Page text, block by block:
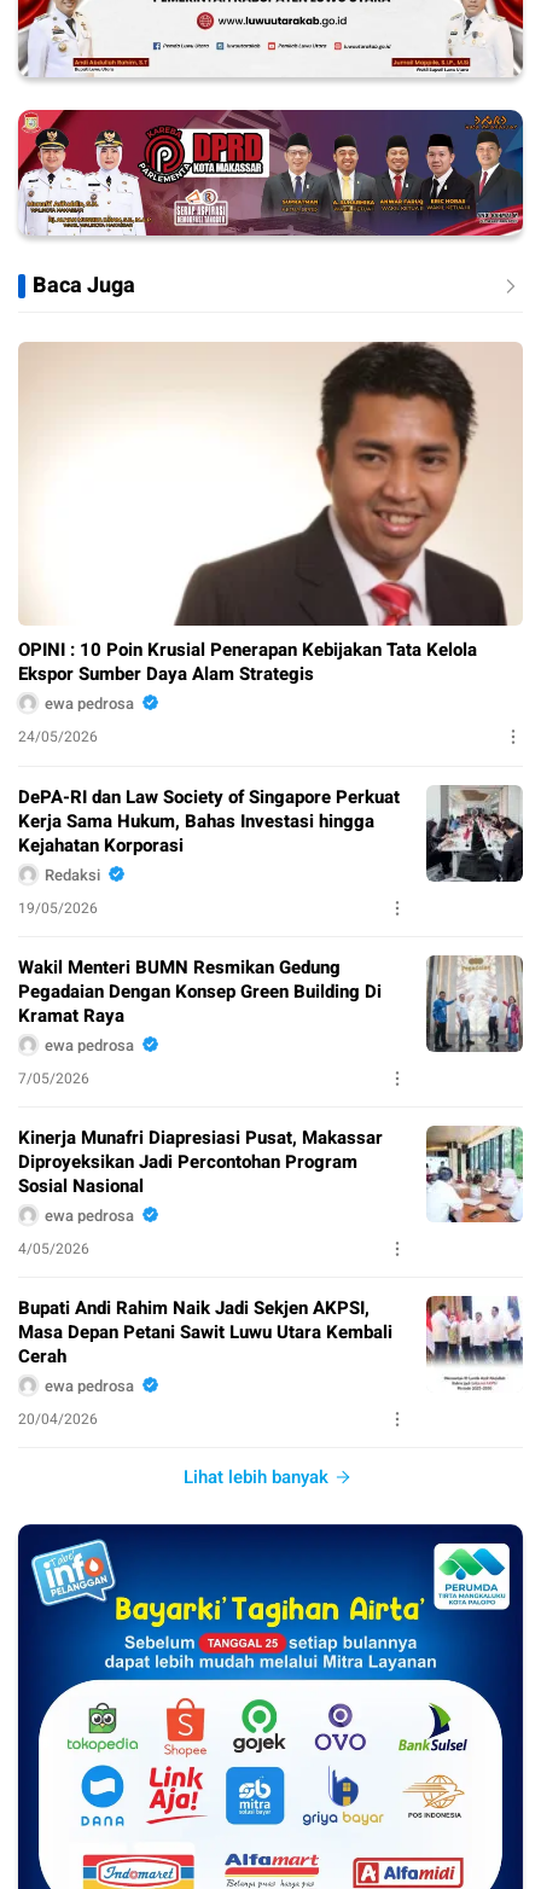
Baca Juga
OPINI : 10 Poin Krusial Penerapan Kebijakan Tata Kelola
Ekspor Sumber Daya Alam Strategis
ewa pedrosa
24/05/2026
DePA-RI dan Law Society of Singapore Perkuat
Kerja Sama Hukum, Bahas Investasi hingga
Kejahatan Korporasi
Redaksi
19/05/2026
Wakil Menteri BUMN Resmikan Gedung
Pegadaian Dengan Konsep Green Building Di
Kramat Raya
ewa pedrosa
7/05/2026
Kinerja Munafri Diapresiasi Pusat, Makassar
Diproyeksikan Jadi Percontohan Program
Sosial Nasional
ewa pedrosa
4/05/2026
Bupati Andi Rahim Naik Jadi Sekjen AKPSI,
Masa Depan Petani Sawit Luwu Utara Kembali
Cerah
ewa pedrosa
20/04/2026
Lihat lebih banyak